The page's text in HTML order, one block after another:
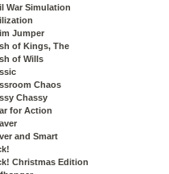
War Simulation
Jumper
of Kings, The
of Wills
Chaos
Chassy
for Action
and Smart
Christmas Edition